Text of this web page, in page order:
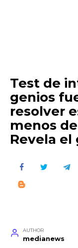
Test de
genios
resolver
menos
Revela el
AUTHOR
medianews